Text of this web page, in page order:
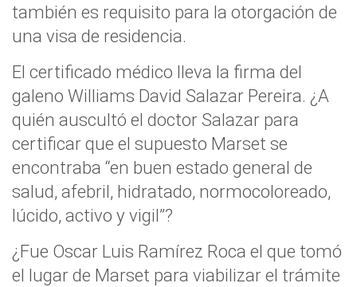
también es requisito para la otorgación de
una visa de residencia.
El certificado médico lleva la firma del
galeno Williams David Salazar Pereira. ¿A
quién auscultó el doctor Salazar para
certificar que el supuesto Marset se
encontraba “en buen estado general de
salud, afebril, hidratado, normocoloreado,
lúcido, activo y vigil”?
¿Fue Oscar Luis Ramírez Roca el que tomó
el lugar de Marset para viabilizar el trámite